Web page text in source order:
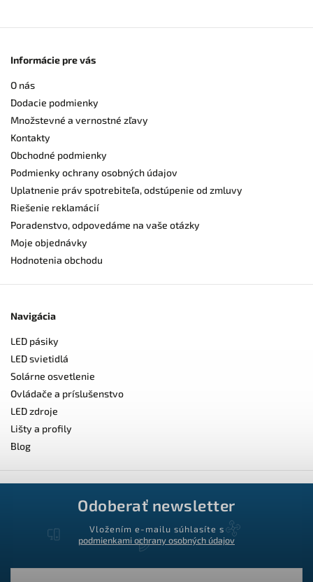
Informácie pre vás
O nás
Dodacie podmienky
Množstevné a vernostné zľavy
Kontakty
Obchodné podmienky
Podmienky ochrany osobných údajov
Uplatnenie práv spotrebiteľa, odstúpenie od zmluvy
Riešenie reklamácií
Poradenstvo, odpovedáme na vaše otázky
Moje objednávky
Hodnotenia obchodu
Navigácia
LED pásiky
LED svietidlá
Solárne osvetlenie
Ovládače a príslušenstvo
LED zdroje
Lišty a profily
Blog
Odoberať newsletter
Vložením e-mailu súhlasíte s
podmienkami ochrany osobných údajov